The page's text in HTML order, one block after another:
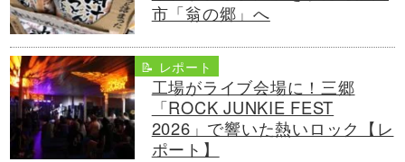
市「翁の郷」へ
📝 レポート
工場がライブ会場に！三郷
「ROCK JUNKIE FEST
2026」で響いた熱いロック【レ
ポート】